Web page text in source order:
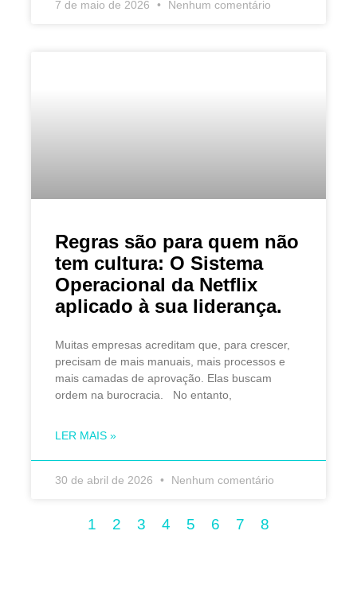
7 de maio de 2026 Nenhum comentário
Regras são para quem não
tem cultura: O Sistema
Operacional da Netflix
aplicado à sua liderança.
Muitas empresas acreditam que, para crescer,
precisam de mais manuais, mais processos e
mais camadas de aprovação. Elas buscam
ordem na burocracia. No entanto,
LER MAIS »
30 de abril de 2026 Nenhum comentário
1 2 3 4 5 6 7 8